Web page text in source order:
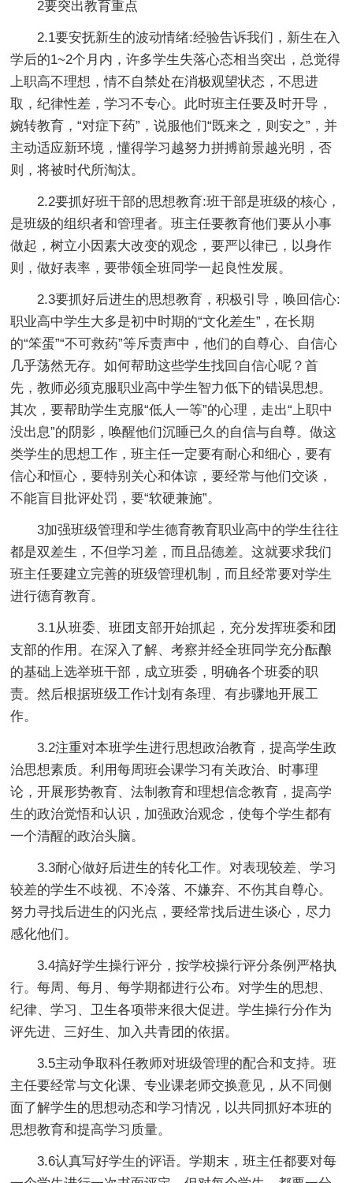
2要突出教育重点
2.1要安抚新生的波动情绪:经验告诉我们，新生在入
学后的1~2个月内，许多学生失落心态相当突出，总觉得
上职高不理想，情不自禁处在消极观望状态，不思进
取，纪律性差，学习不专心。此时班主任要及时开导，
婉转教育，“对症下药”，说服他们“既来之，则安之”，并
主动适应新环境，懂得学习越努力拼搏前景越光明，否
则，将被时代所淘汰。
2.2要抓好班干部的思想教育:班干部是班级的核心，
是班级的组织者和管理者。班主任要教育他们要从小事
做起，树立小因素大改变的观念，要严以律已，以身作
则，做好表率，要带领全班同学一起良性发展。
2.3要抓好后进生的思想教育，积极引导，唤回信心:
职业高中学生大多是初中时期的“文化差生”，在长期
的“笨蛋”“不可救药”等斥责声中，他们的自尊心、自信心
几乎荡然无存。如何帮助这些学生找回自信心呢？首
先，教师必须克服职业高中学生智力低下的错误思想。
其次，要帮助学生克服“低人一等”的心理，走出“上职中
没出息”的阴影，唤醒他们沉睡已久的自信与自尊。做这
类学生的思想工作，班主任一定要有耐心和细心，要有
信心和恒心，要特别关心和体谅，要经常与他们交谈，
不能盲目批评处罚，要“软硬兼施”。
3加强班级管理和学生德育教育职业高中的学生往往
都是双差生，不但学习差，而且品德差。这就要求我们
班主任要建立完善的班级管理机制，而且经常要对学生
进行德育教育。
3.1从班委、班团支部开始抓起，充分发挥班委和团
支部的作用。在深入了解、考察并经全班同学充分酝酿
的基础上选举班干部，成立班委，明确各个班委的职
责。然后根据班级工作计划有条理、有步骤地开展工
作。
3.2注重对本班学生进行思想政治教育，提高学生政
治思想素质。利用每周班会课学习有关政治、时事理
论，开展形势教育、法制教育和理想信念教育，提高学
生的政治觉悟和认识，加强政治观念，使每个学生都有
一个清醒的政治头脑。
3.3耐心做好后进生的转化工作。对表现较差、学习
较差的学生不歧视、不冷落、不嫌弃、不伤其自尊心。
努力寻找后进生的闪光点，要经常找后进生谈心，尽力
感化他们。
3.4搞好学生操行评分，按学校操行评分条例严格执
行。每周、每月、每学期都进行公布。对学生的思想、
纪律、学习、卫生各项带来很大促进。学生操行分作为
评先进、三好生、加入共青团的依据。
3.5主动争取科任教师对班级管理的配合和支持。班
主任要经常与文化课、专业课老师交换意见，从不同侧
面了解学生的思想动态和学习情况，以共同抓好本班的
思想教育和提高学习质量。
3.6认真写好学生的评语。学期末，班主任都要对每